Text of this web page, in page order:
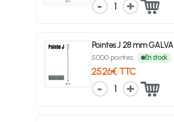
1
Pointes J 28 mm GALVA
5000 pointes En stock
25.26€ TTC
1